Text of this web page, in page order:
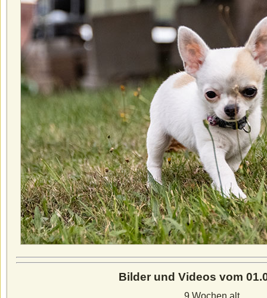
Bilder und Videos vom
9 Wochen alt